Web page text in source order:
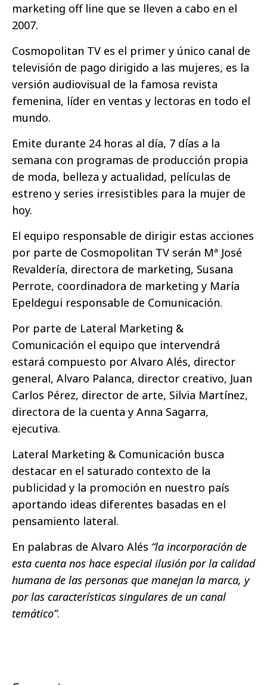
marketing off line que se lleven a cabo en el
2007.
Cosmopolitan TV es el primer y único canal de
televisión de pago dirigido a las mujeres, es la
versión audiovisual de la famosa revista
femenina, líder en ventas y lectoras en todo el
mundo.
Emite durante 24 horas al día, 7 días a la
semana con programas de producción propia
de moda, belleza y actualidad, películas de
estreno y series irresistibles para la mujer de
hoy.
El equipo responsable de dirigir estas acciones
por parte de Cosmopolitan TV serán Mª José
Revaldería, directora de marketing, Susana
Perrote, coordinadora de marketing y María
Epeldegui responsable de Comunicación.
Por parte de Lateral Marketing &
Comunicación el equipo que intervendrá
estará compuesto por Alvaro Alés, director
general, Alvaro Palanca, director creativo, Juan
Carlos Pérez, director de arte, Silvia Martínez,
directora de la cuenta y Anna Sagarra,
ejecutiva.
Lateral Marketing & Comunicación busca
destacar en el saturado contexto de la
publicidad y la promoción en nuestro país
aportando ideas diferentes basadas en el
pensamiento lateral.
En palabras de Alvaro Alés “la incorporación de
esta cuenta nos hace especial ilusión por la calidad
humana de las personas que manejan la marca, y
por las características singulares de un canal
temático”.